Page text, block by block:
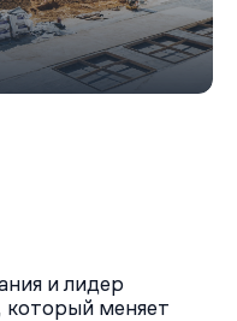
и лидер
который меняет